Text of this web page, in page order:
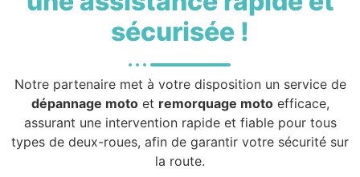
sécurisée !
Notre partenaire met à votre disposition un service de
dépannage motoet remorquage motoefficace,
assurant une intervention rapide et fiable pour tous
types de deux-roues, afin de garantir votre sécurité sur
la route.